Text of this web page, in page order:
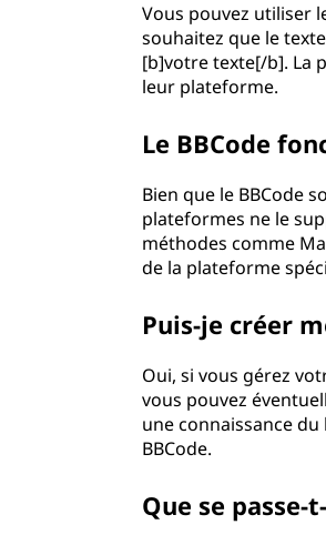
Vous pouvez utiliser
souhaitez que le
[b]votre texte[/b]. La
leur plateforme.
Le BBCode
Bien que le BBCode
plateformes ne le
méthodes comme
de la plateforme
Puis-je créer
Oui, si vous gérez
vous pouvez
une connaissance
BBCode.
Que se